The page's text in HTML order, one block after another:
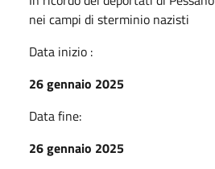
nei campi di sterminio nazisti
Data inizio :
26 gennaio 2025
Data fine:
26 gennaio 2025